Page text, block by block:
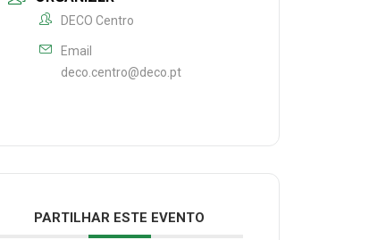
DECO Centro
Email
deco.centro@deco.pt
PARTILHAR ESTE EVENTO